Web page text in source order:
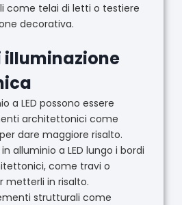
come telai di letti o testiere
decorativa.
illuminazione
a LED possono essere
architettonici come
dare maggiore risalto.
alluminio a LED lungo i bordi
come travi o
metterli in risalto.
strutturali come